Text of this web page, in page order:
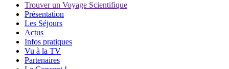
Trouver un Voyage Scientifique
Présentation
Les Séjours
Actus
Infos pratiques
Vu à la TV
Partenaires